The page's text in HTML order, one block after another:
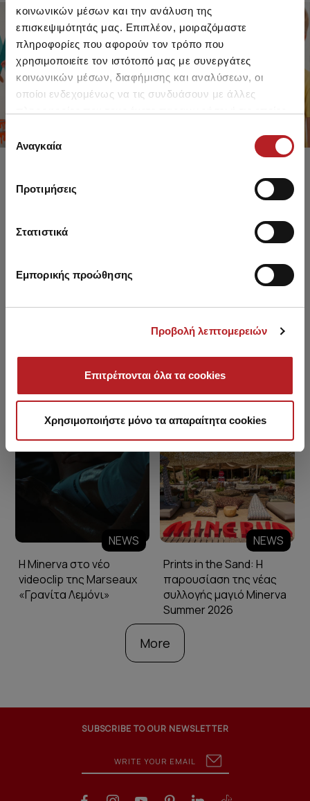
κοινωνικών μέσων και την ανάλυση της
επισκεψιμότητάς μας. Επιπλέον, μοιραζόμαστε
πληροφορίες που αφορούν τον τρόπο που
χρησιμοποιείτε τον ιστότοπό μας με συνεργάτες
κοινωνικών μέσων, διαφήμισης και αναλύσεων, οι
οποίοι ενδεχομένως να τις συνδυάσουν με άλλες
των υπηρεσιών τους.
Επιλογή
συγκατάθεσης
Αναγκαία
Προτιμήσεις
Στατιστικά
Εμπορικής προώθησης
Προβολή λεπτομερειών
Επιτρέπονται όλα τα cookies
Χρησιμοποιήστε μόνο τα απαραίτητα cookies
FOR GIRLS
UP TO -30%
SHOP SALE
FOR BOYS
UP TO -30%
SHOP SALE
Minerva Blog
NEWS
Η Minerva στο νέο
videoclip της Marseaux
«Γρανίτα Λεμόνι»
NEWS
Prints in the Sand: Η
παρουσίαση της νέας
συλλογής μαγιό Minerva
Summer 2026
More
SUBSCRIBE TO OUR NEWSLETTER